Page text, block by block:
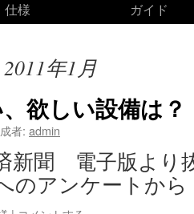
仕様
ガイド
2011年1月
欲しい設備は？
者: admin
新聞 電子版より
のアンケートか